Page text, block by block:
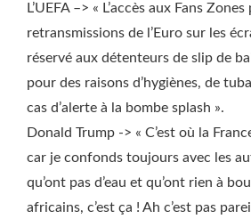
L’UEFA –> « L’accès aux Fans
retransmissions de l’Euro sur les
réservé aux détenteurs de slip de
pour des raisons d’hygiènes, de
cas d’alerte à la bombe splash ».
Donald Trump -> « C’est où la
car je confonds toujours avec les
qu’ont pas d’eau et qu’ont rien à
africains, c’est ça ! Ah c’est pas